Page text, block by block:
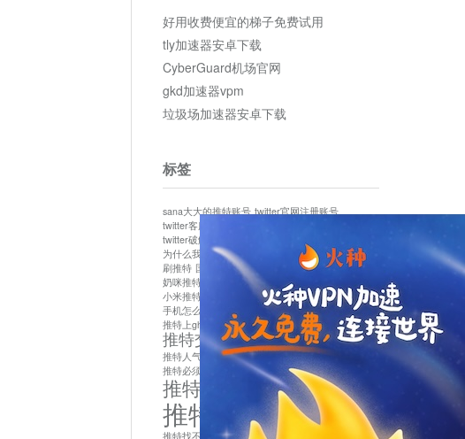
好用收费便宜的梯子免费试用
tly加速器安卓下载
CyberGuard机场官网
gkd加速器vpm
垃圾场加速器安卓下载
标签
sana大大的推特账号 twitter官网注册账号
twitter客服
twitter破解版下载
为什么我推特无法保存设置
作者sana推特是什么
刷推特 国内为什么不能用twitter 国内能用twitter吗
奶咪推特
如何找回推特密码
小米推特闪退是怎么回事 怎么看推特上的视频
手机怎么注册推特账号
推特devil
推特上ghs的女博主
推特交友软件app下载
推特人气萌货小蔡头喵喵喵 推特实名制
推特必须用外网吗
推特怎么取消关联手机号
推特怎么看敏感内容苹果
推特找不到账号 推特注册必须要手机号